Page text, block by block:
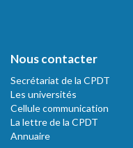
Nous contacter
Secrétariat de la CPDT
Les universités
Cellule communication
La lettre de la CPDT
Annuaire